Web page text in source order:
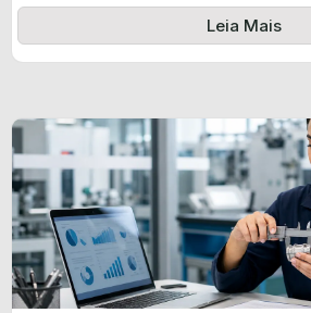
certificado informado pelo produtor e
Leia Mais